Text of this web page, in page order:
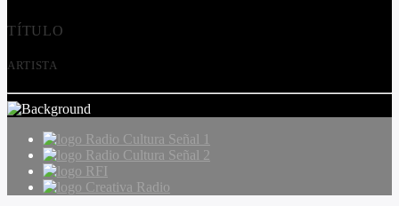
TÍTULO
ARTISTA
Radio Cultura Señal 1
Radio Cultura Señal 2
RFI
Creativa Radio